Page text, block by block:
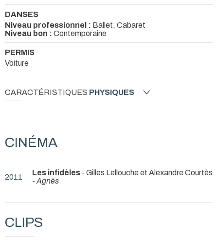
DANSES
Niveau professionnel : Ballet, Cabaret
Niveau bon : Contemporaine
PERMIS
Voiture
CARACTÉRISTIQUES PHYSIQUES
CINÉMA
2011 Les infidèles - Gilles Lellouche et Alexandre Courtès
- Agnès
CLIPS